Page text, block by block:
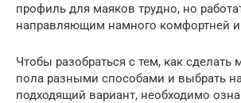
профиль для маяков трудно, но
направляющим намного комфортней
Чтобы разобраться с тем, как сделать
пола разными способами и выбрать
подходящий вариант, необходимо